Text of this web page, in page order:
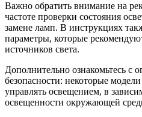
Важно обратить внимание на
частоте проверки состояния
замене ламп. В инструкциях
параметры, которые
источников света.
Дополнительно ознакомьтесь с
безопасности: некоторые
управлять освещением, в
освещенности окружающей